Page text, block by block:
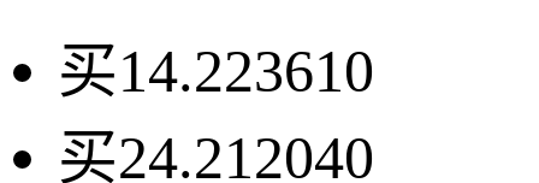
买14.223610
买24.212040